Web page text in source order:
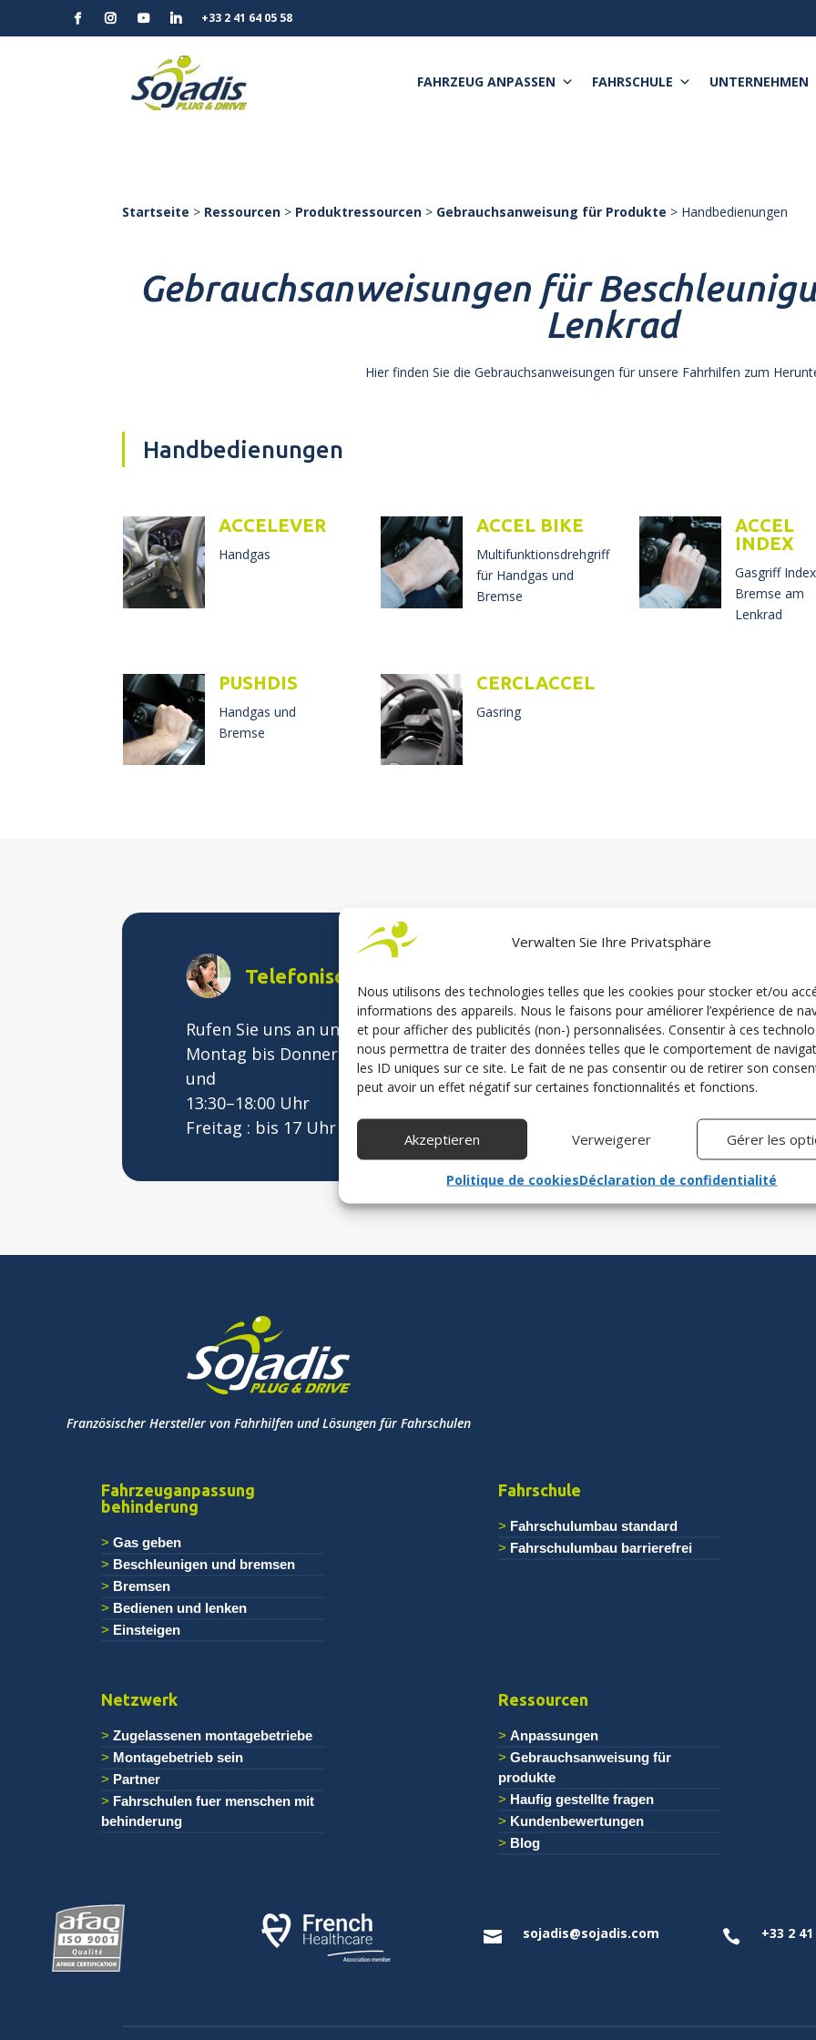
Verwalten Sie Ihre Privatsphäre
Nous utilisons des technologies telles que les cookies pour stocker et/ou
informations des appareils. Nous le faisons pour améliorer l’expérience de
et pour afficher des publicités (non-) personnalisées. Consentir à ces
nous permettra de traiter des données telles que le comportement de
les ID uniques sur ce site. Le fait de ne pas consentir ou de retirer son
peut avoir un effet négatif sur certaines fonctionnalités et fonctions.
Akzeptieren Verweigerer Gérer les
Politique de cookiesDéclaration de confidentialité
+33 2 41 64 05 58
FAHRZEUG ANPASSEN FAHRSCHULE UNTERNEHMEN
Startseite > Ressourcen > Produktressourcen > Gebrauchsanweisung für Produkte > Handbedienungen
Gebrauchsanweisungen für
Lenkrad
Hier finden Sie die Gebrauchsanweisungen für unsere Fahrhilfen zum
Handbedienungen
ACCELEVER
Handgas
ACCEL BIKE
Multifunktionsdrehgriff
für Handgas und
Bremse
ACCEL
INDEX
Gasgriff
Bremse am
Lenkrad
PUSHDIS
Handgas und
Bremse
CERCLACCEL
Gasring
Telefonischer Support
Rufen Sie uns an unter+33 2 41 64 05 58
Montag bis Donnerstag : 8:00–12:00 Uhr
und
13:30–18:00 Uhr
Freitag : bis 17 Uhr
Senden Sie
Französischer Hersteller von Fahrhilfen und Lösungen für Fahrschulen
Fahrzeuganpassung
behinderung
Gas geben
Beschleunigen und bremsen
Bremsen
Bedienen und lenken
Einsteigen
Fahrschule
Fahrschulumbau standard
Fahrschulumbau barrierefrei
Netzwerk
Zugelassenen montagebetriebe
Montagebetrieb sein
Partner
Fahrschulen fuer menschen mit
behinderung
Ressourcen
Anpassungen
Gebrauchsanweisung für
produkte
Haufig gestellte fragen
Kundenbewertungen
Blog
 sojadis@sojadis.com  +33 2